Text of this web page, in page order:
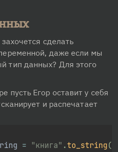
сделать
даже если мы
тип данных? Для этого
пусть Егор оставит у себя
и распечатает
= "книга" .to_string(